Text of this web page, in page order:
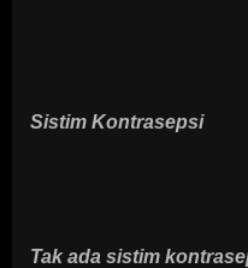
Sistim Kontrasepsi
Tak ada sistim